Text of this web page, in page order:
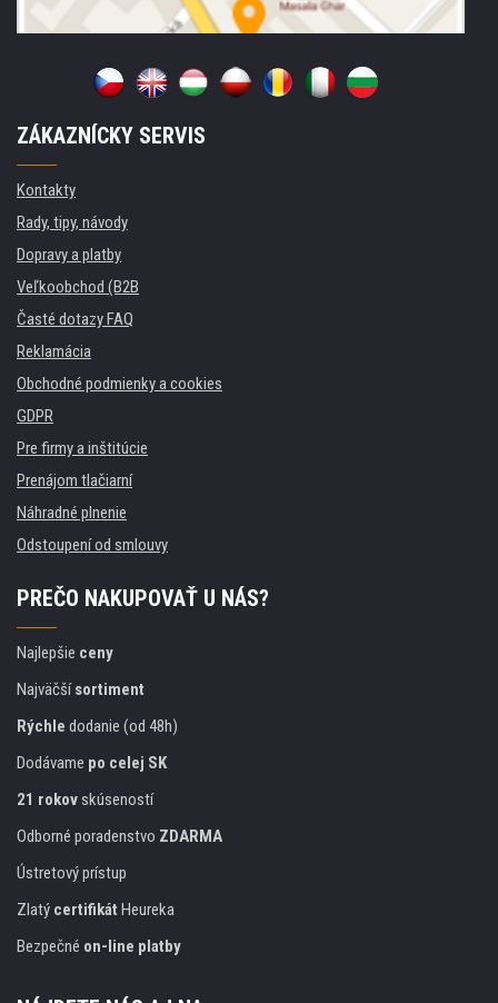
ZÁKAZNÍCKY SERVIS
Kontakty
Rady, tipy, návody
Dopravy a platby
Veľkoobchod (B2B
Časté dotazy FAQ
Reklamácia
Obchodné podmienky a cookies
GDPR
Pre firmy a inštitúcie
Prenájom tlačiarní
Náhradné plnenie
Odstoupení od smlouvy
PREČO NAKUPOVAŤ U NÁS?
Najlepšie ceny
Najväčšísortiment
Rýchle dodanie (od 48h)
Dodávame po celej SK
21 rokovskúseností
Odborné poradenstvo ZDARMA
Ústretový prístup
Zlatý certifikát Heureka
Bezpečné on-line platby